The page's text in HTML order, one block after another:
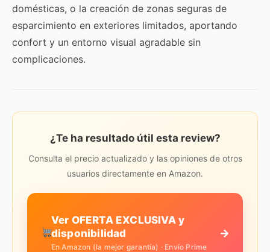
domésticas, o la creación de zonas seguras de
esparcimiento en exteriores limitados, aportando
confort y un entorno visual agradable sin
complicaciones.
¿Te ha resultado útil esta review?
Consulta el precio actualizado y las opiniones de otros
usuarios directamente en Amazon.
Ver OFERTA EXCLUSIVA y
disponibilidad
En Amazon (la mejor garantía) · Envío Prime
→